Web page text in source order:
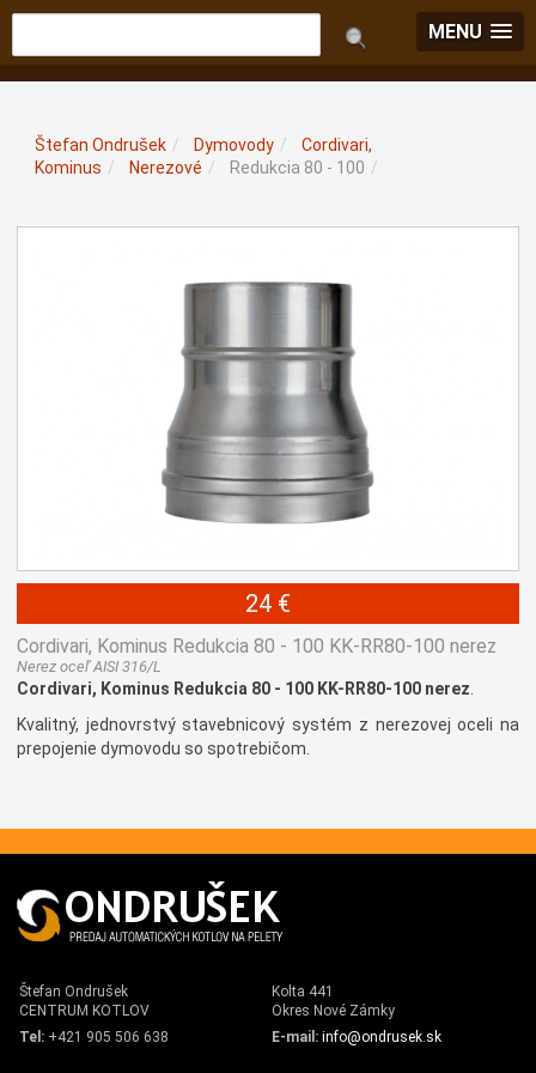
MENU
Štefan Ondrušek / Dymovody /
Cordivari,
Kominus / Nerezové / Redukcia 80 - 100 /
24 €
Cordivari, Kominus Redukcia 80 - 100 KK-RR80-100 nerez
Nerez oceľ AISI 316/L
Cordivari, Kominus Redukcia 80 - 100 KK-RR80-100 nerez.
Kvalitný, jednovrstvý stavebnicový systém z nerezovej oceli na
prepojenie dymovodu so spotrebičom.
Štefan Ondrušek
CENTRUM KOTLOV
Kolta 441
Okres Nové Zámky
Tel: +421 905 506 638 E-mail: info@ondrusek.sk